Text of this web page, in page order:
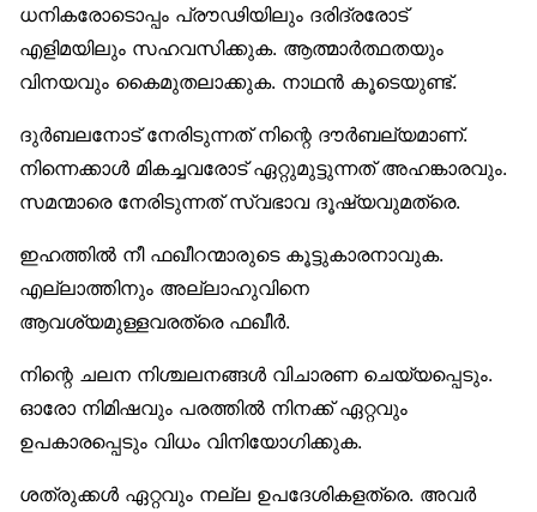
ധനികരോടൊപ്പം പ്രൗഢിയിലും ദരിദ്രരോട്
എളിമയിലും സഹവസിക്കുക. ആത്മാർത്ഥതയും
വിനയവും കൈമുതലാക്കുക. നാഥൻ കൂടെയുണ്ട്.
ദുർബലനോട് നേരിടുന്നത് നിന്റെ ദൗർബല്യമാണ്.
നിന്നെക്കാൾ മികച്ചവരോട് ഏറ്റുമുട്ടുന്നത് അഹങ്കാരവും.
സമന്മാരെ നേരിടുന്നത് സ്വഭാവ ദൂഷ്യവുമത്രെ.
ഇഹത്തിൽ നീ ഫഖീറന്മാരുടെ കൂട്ടുകാരനാവുക.
എല്ലാത്തിനും അല്ലാഹുവിനെ
ആവശ്യമുള്ളവരത്രെ ഫഖീർ.
നിന്റെ ചലന നിശ്ചലനങ്ങൾ വിചാരണ ചെയ്യപ്പെടും.
ഓരോ നിമിഷവും പരത്തിൽ നിനക്ക് ഏറ്റവും
ഉപകാരപ്പെടും വിധം വിനിയോഗിക്കുക.
ശത്രുക്കൾ ഏറ്റവും നല്ല ഉപദേശികളത്രെ. അവർ